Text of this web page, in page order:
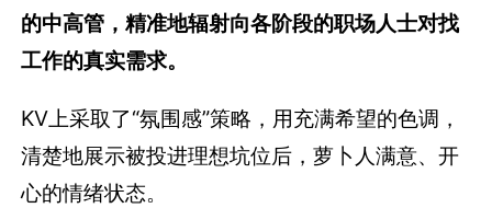
的中高管，精准地辐射向各阶段的职场人士对找
工作的真实需求。
KV上采取了“氛围感”策略，用充满希望的色调，
清楚地展示被投进理想坑位后，萝卜人满意、开
心的情绪状态。